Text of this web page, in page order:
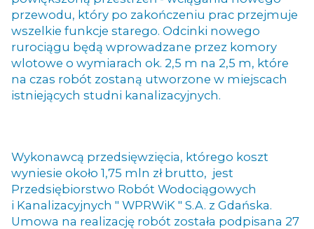
przewodu, który po zakończeniu prac przejmuje
wszelkie funkcje starego. Odcinki nowego
rurociągu będą wprowadzane przez komory
wlotowe o wymiarach ok. 2,5 m na 2,5 m, które
na czas robót zostaną utworzone w miejscach
istniejących studni kanalizacyjnych.
Wykonawcą przedsięwzięcia, którego koszt
wyniesie około 1,75 mln zł brutto, jest
Przedsiębiorstwo Robót Wodociągowych
i Kanalizacyjnych " WPRWiK " S.A. z Gdańska.
Umowa na realizację robót została podpisana 27